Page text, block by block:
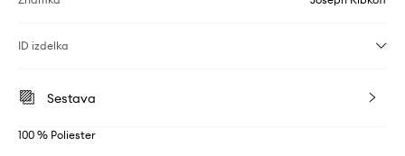
ID izdelka
Sestava
100 % Poliester